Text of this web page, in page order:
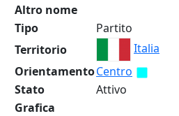
Altro nome
Tipo
Partito
Territorio
Italia
OrientamentoCentro
Stato
Attivo
Grafica